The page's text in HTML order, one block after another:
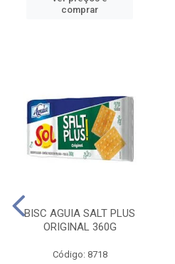
comprar
BISC AGUIA SALT PLUS
ORIGINAL 360G
Código: 8718